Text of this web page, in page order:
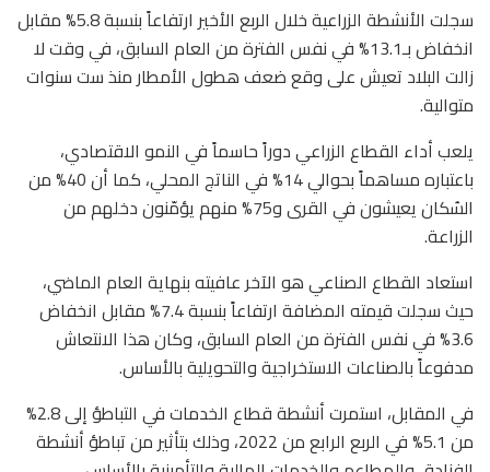
سجلت الأنشطة الزراعية خلال الربع الأخير ارتفاعاً بنسبة 5.8% مقابل
انخفاض بـ13.1% في نفس الفترة من العام السابق، في وقت لا
زالت البلاد تعيش على وقع ضعف هطول الأمطار منذ ست سنوات
متوالية.
يلعب أداء القطاع الزراعي دوراً حاسماً في النمو الاقتصادي،
باعتباره مساهماً بحوالي 14% في الناتج المحلي، كما أن 40% من
السُكان يعيشون في القرى و75% منهم يؤمّنون دخلهم من
الزراعة.
استعاد القطاع الصناعي هو الآخر عافيته بنهاية العام الماضي،
حيث سجلت قيمته المضافة ارتفاعاً بنسبة 7.4% مقابل انخفاض
3.6% في نفس الفترة من العام السابق، وكان هذا الانتعاش
مدفوعاً بالصناعات الاستخراجية والتحويلية بالأساس.
في المقابل، استمرت أنشطة قطاع الخدمات في التباطؤ إلى 2.8%
من 5.1% في الربع الرابع من 2022، وذلك بتأثير من تباطؤ أنشطة